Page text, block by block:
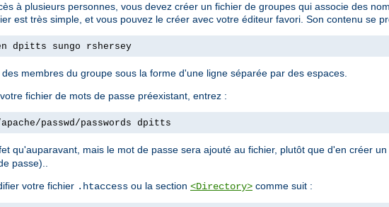
à plusieurs personnes, vous devez créer un fichier de groupes qui associe des
est très simple, et vous pouvez le créer avec votre éditeur favori. Son contenu se
dpitts sungo rshersey
membres du groupe sous la forme d'une ligne séparée par des espaces.
fichier de mots de passe préexistant, entrez :
passwd/passwords dpitts
qu'auparavant, mais le mot de passe sera ajouté au fichier, plutôt que d'en créer
passe)..
votre fichier .htaccess ou la section <Directory> comme suit :